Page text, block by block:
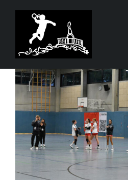
Zum
springen
Zeige
grösseres
Bild